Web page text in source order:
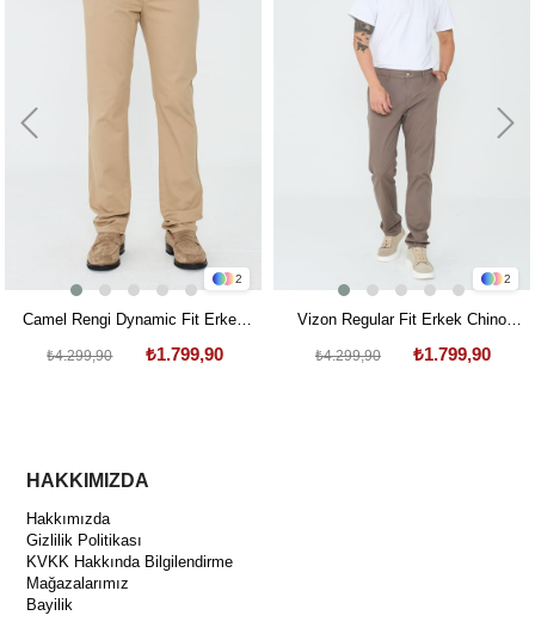
2
Camel Rengi Dynamic Fit Erkek
₺1.799,90
₺4.299,90
2
Vizon Regular Fit Erkek Chino
₺1.799,90
₺4.299,90
HAKKIMIZDA
Hakkımızda
Gizlilik Politikası
KVKK Hakkında Bilgilendirme
Mağazalarımız
Bayilik